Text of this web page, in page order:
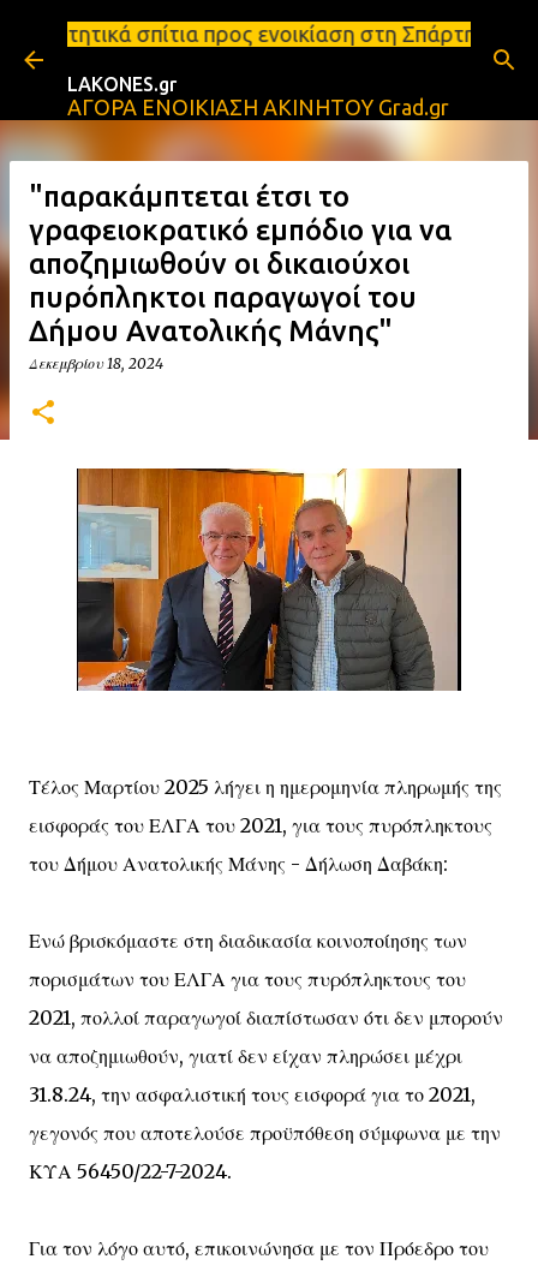
Μετάβαση στο κύριο περιεχόμενο
προς ενοικίαση στη Σπάρτη Ενοικιάσεις
LAKONES.gr
ΑΓΟΡΑ ΕΝΟΙΚΙΑΣΗ ΑΚΙΝΗΤΟΥ Grad.gr
"παρακάμπτεται έτσι το
γραφειοκρατικό εμπόδιο για να
αποζημιωθούν οι δικαιούχοι
πυρόπληκτοι παραγωγοί του
Δήμου Ανατολικής Μάνης"
Δεκεμβρίου 18, 2024
Τέλος Μαρτίου 2025 λήγει η ημερομηνία πληρωμής της
εισφοράς του ΕΛΓΑ του 2021, για τους πυρόπληκτους
του Δήμου Ανατολικής Μάνης - Δήλωση Δαβάκη:
Ενώ βρισκόμαστε στη διαδικασία κοινοποίησης των
πορισμάτων του ΕΛΓΑ για τους πυρόπληκτους του
2021, πολλοί παραγωγοί διαπίστωσαν ότι δεν μπορούν
να αποζημιωθούν, γιατί δεν είχαν πληρώσει μέχρι
31.8.24, την ασφαλιστική τους εισφορά για το 2021,
γεγονός που αποτελούσε προϋπόθεση σύμφωνα με την
ΚΥΑ 56450/22-7-2024.
Για τον λόγο αυτό, επικοινώνησα με τον Πρόεδρο του